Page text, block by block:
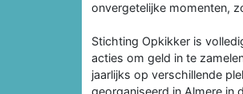
onvergetelijke momenten,
Stichting Opkikker is
acties om geld in te
jaarlijks op verschillende
georganiseerd in Almere in